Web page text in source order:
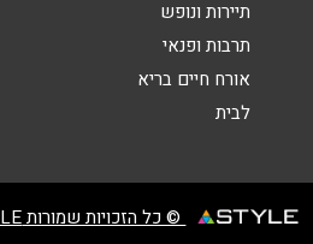
תיירות ונופש
תרבות ופנאי
אורח חיים בריא
לבית
© כל הזכויות שמורות STYLE ניהול מועדוני לקוחות